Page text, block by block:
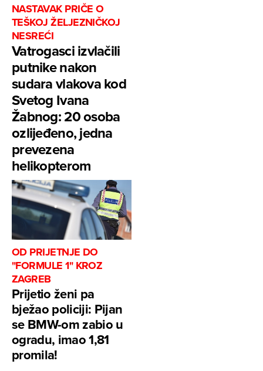
NASTAVAK PRIČE O
TEŠKOJ ŽELJEZNIČKOJ
NESREĆI
Vatrogasci izvlačili
putnike nakon
sudara vlakova kod
Svetog Ivana
Žabnog: 20 osoba
ozlijeđeno, jedna
prevezena
helikopterom
OD PRIJETNJE DO
"FORMULE 1" KROZ
ZAGREB
Prijetio ženi pa
bježao policiji: Pijan
se BMW-om zabio u
ogradu, imao 1,81
promila!